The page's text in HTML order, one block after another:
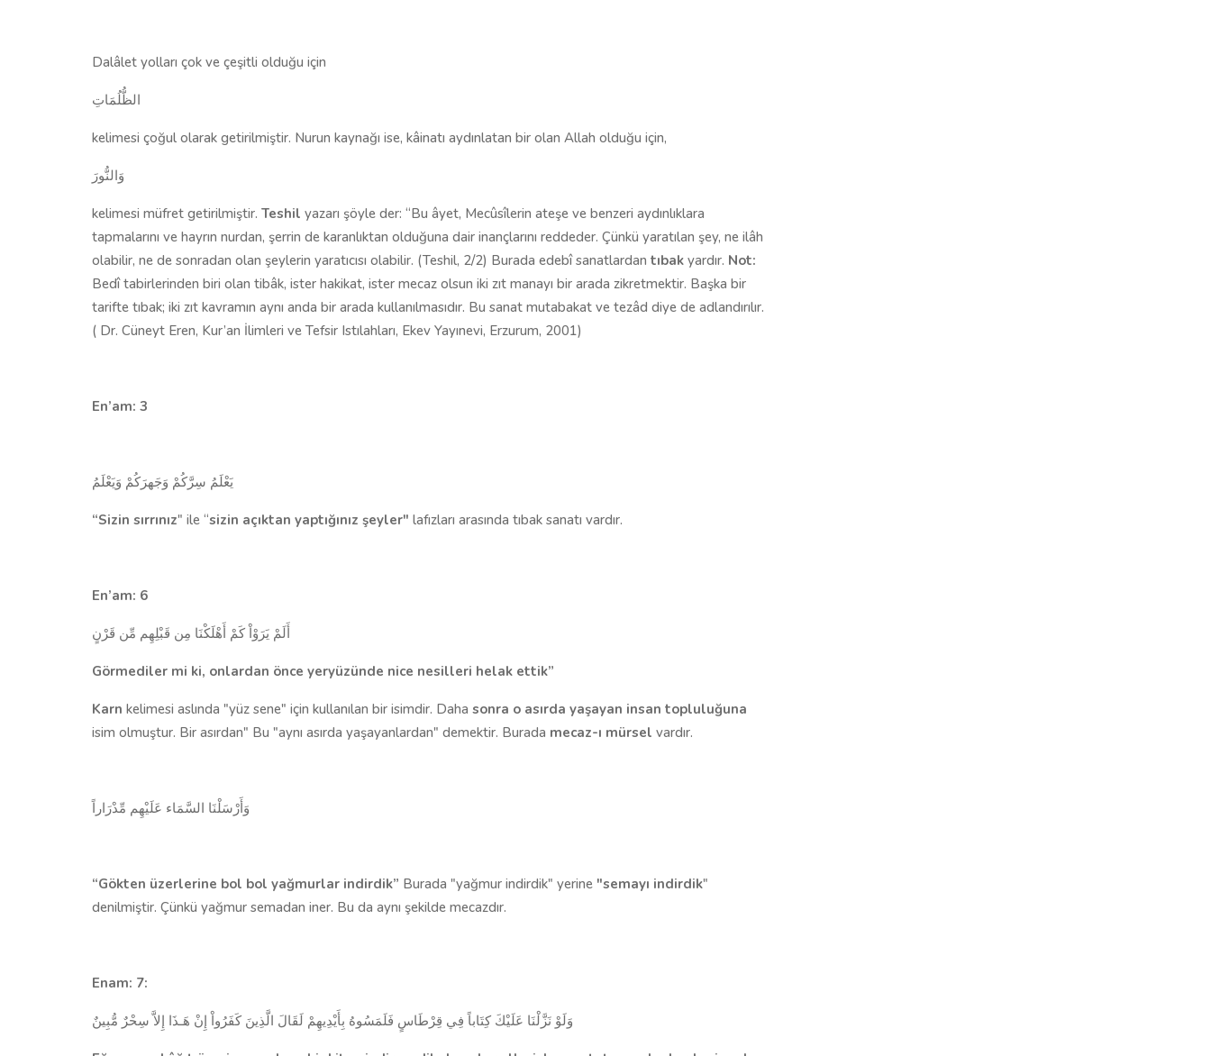
Dalâlet yolları çok ve çeşitli olduğu için
الظُّلُمَاتِ
kelimesi çoğul olarak getirilmiştir. Nurun kaynağı ise, kâinatı aydınlatan bir olan Allah olduğu için,
وَالنُّورَ
kelimesi müfret getirilmiştir. Teshil yazarı şöyle der: “Bu âyet, Mecûsîlerin ateşe ve benzeri aydınlıklara
tapmalarını ve hayrın nurdan, şerrin de karanlıktan olduğuna dair inançlarını reddeder. Çünkü yaratılan şey, ne ilâh
olabilir, ne de sonradan olan şeylerin yaratıcısı olabilir. (Teshil, 2/2) Burada edebî sanat­lardan tıbak yardır. Not:
Bedî tabirlerinden biri olan tibâk, ister hakikat, ister mecaz olsun iki zıt manayı bir arada zikretmektir. Başka bir
tarifte tıbak; iki zıt kavramın aynı anda bir arada kullanılmasıdır. Bu sanat mutabakat ve tezâd diye de adlandırılır.
( Dr. Cüneyt Eren, Kur’an İlimleri ve Tefsir Istılahları, Ekev Yayınevi, Erzurum, 2001)
En’am: 3
يَعْلَمُ سِرَّكُمْ وَجَهرَكُمْ وَيَعْلَمُ
“Sizin sırrınız" ile “sizin açıktan yaptığınız şeyler" lafız­ları arasında tıbak sanatı vardır.
En’am: 6
أَلَمْ يَرَوْاْ كَمْ أَهْلَكْنَا مِن قَبْلِهِم مِّن قَرْنٍ
Görmediler mi ki, onlardan önce yeryüzünde nice nesilleri helak ettik”
Karn kelimesi aslında "yüz sene" için kullanılan bir isimdir. Daha sonra o asırda yaşayan insan toplu­luğuna
isim olmuştur. Bir asırdan" Bu "aynı asırda yaşayanlardan" demektir. Bura­da mecaz-ı mürsel vardır.
وَأَرْسَلْنَا السَّمَاء عَلَيْهِم مِّدْرَاراً
“Gökten üzerlerine bol bol yağmurlar indirdik” Burada "yağmur indirdik" yerine "semayı indirdik"
denilmiştir. Çünkü yağmur se­madan iner. Bu da aynı şekilde mecazdır.
Enam: 7:
وَلَوْ نَزَّلْنَا عَلَيْكَ كِتَاباً فِي قِرْطَاسٍ فَلَمَسُوهُ بِأَيْدِيهِمْ لَقَالَ الَّذِينَ كَفَرُواْ إِنْ هَـذَا إِلاَّ سِحْرٌ مُّبِينٌ